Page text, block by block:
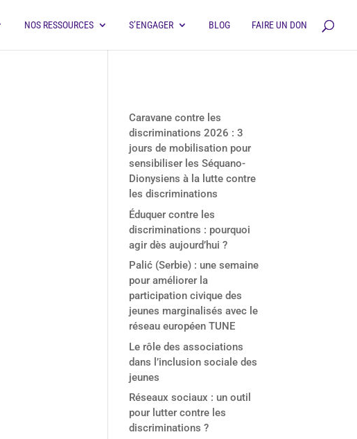
NOS RESSOURCES S’ENGAGER BLOG FAIRE UN DON
Caravane contre les
discriminations 2026 : 3
jours de mobilisation pour
sensibiliser les Séquano-
Dionysiens à la lutte contre
les discriminations
Éduquer contre les
discriminations : pourquoi
agir dès aujourd’hui ?
Palić (Serbie) : une semaine
pour améliorer la
participation civique des
jeunes marginalisés avec le
réseau européen TUNE
Le rôle des associations
dans l’inclusion sociale des
jeunes
Réseaux sociaux : un outil
pour lutter contre les
discriminations ?